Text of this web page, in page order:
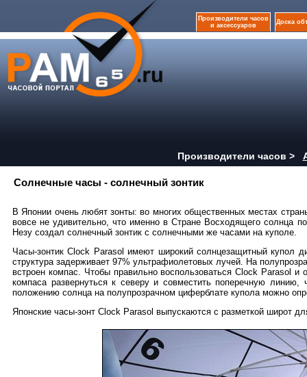
Производители часов
и аксессуаров
Доска
Производители часов >
Солнечные часы - солнечный зонтик
В Японии очень любят зонты: во многих общественных местах
вовсе не удивительно, что именно в Стране Восходящего солнца
Незу создал солнечный зонтик с солнечными же часами на куполе.
Часы-зонтик Clock Parasol имеют широкий солнцезащитный купол
структура задерживает 97% ультрафиолетовых лучей. На
встроен компас. Чтобы правильно воспользоваться Clock Parasol
компаса развернуться к северу и совместить поперечную
положению солнца на полупрозрачном циферблате купола можно
Японские часы-зонт Clock Parasol выпускаются с разметкой широт